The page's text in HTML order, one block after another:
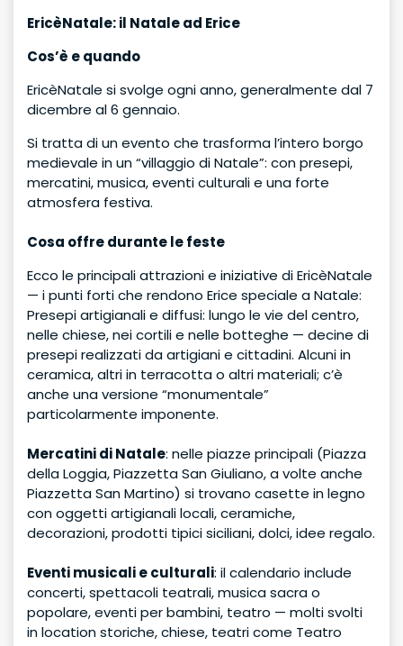
EricèNatale: il Natale ad Erice
Cos’è e quando
EricèNatale si svolge ogni anno, generalmente dal 7
dicembre al 6 gennaio.
Si tratta di un evento che trasforma l’intero borgo
medievale in un “villaggio di Natale”: con presepi,
mercatini, musica, eventi culturali e una forte
atmosfera festiva.
Cosa offre durante le feste
Ecco le principali attrazioni e iniziative di EricèNatale
— i punti forti che rendono Erice speciale a Natale:
Presepi artigianali e diffusi: lungo le vie del centro,
nelle chiese, nei cortili e nelle botteghe — decine di
presepi realizzati da artigiani e cittadini. Alcuni in
ceramica, altri in terracotta o altri materiali; c’è
anche una versione “monumentale”
particolarmente imponente.
Mercatini di Natale: nelle piazze principali (Piazza
della Loggia, Piazzetta San Giuliano, a volte anche
Piazzetta San Martino) si trovano casette in legno
con oggetti artigianali locali, ceramiche,
decorazioni, prodotti tipici siciliani, dolci, idee regalo.
Eventi musicali e culturali: il calendario include
concerti, spettacoli teatrali, musica sacra o
popolare, eventi per bambini, teatro — molti svolti
in location storiche, chiese, teatri come Teatro